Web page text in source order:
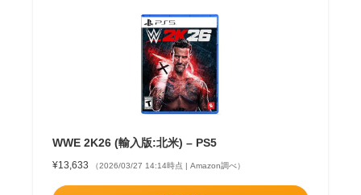
WWE 2K26 (輸入版:北米) – PS5
¥13,633 （2026/03/27 14:14時点 | Amazon調べ）